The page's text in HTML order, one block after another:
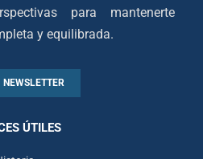
para mantenerte
y equilibrada.
NEWSLETTER
ÚTILES